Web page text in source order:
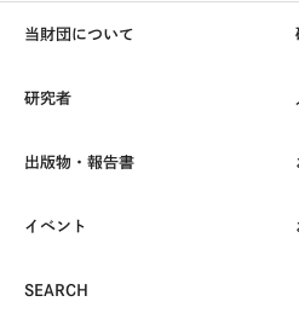
当財団について
研究者
出版物・報告書
イベント
SEARCH